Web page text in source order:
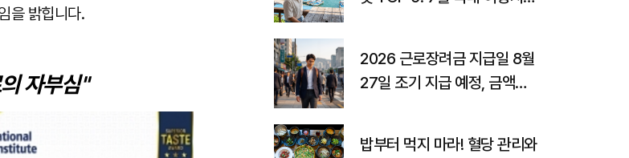
을 밝힙니다.
자부심"
2026 근로장려금 지급일 8월
27일 조기 지급 예정, 금액
밥부터 먹지 마라! 혈당 관리와